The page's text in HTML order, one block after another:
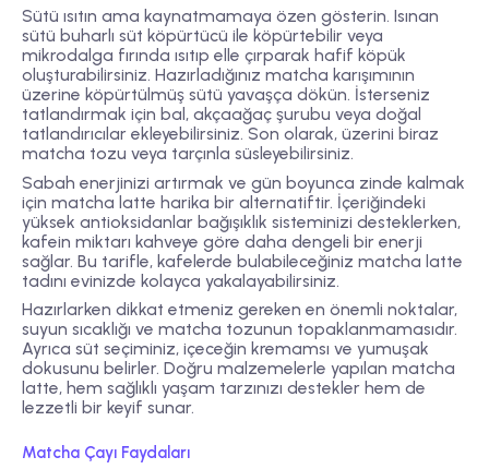
Sütü ısıtın ama kaynatmamaya özen gösterin. Isınan
sütü buharlı süt köpürtücü ile köpürtebilir veya
mikrodalga fırında ısıtıp elle çırparak hafif köpük
oluşturabilirsiniz. Hazırladığınız matcha karışımının
üzerine köpürtülmüş sütü yavaşça dökün. İsterseniz
tatlandırmak için bal, akçaağaç şurubu veya doğal
tatlandırıcılar ekleyebilirsiniz. Son olarak, üzerini biraz
matcha tozu veya tarçınla süsleyebilirsiniz.
Sabah enerjinizi artırmak ve gün boyunca zinde kalmak
için matcha latte harika bir alternatiftir. İçeriğindeki
yüksek antioksidanlar bağışıklık sisteminizi desteklerken,
kafein miktarı kahveye göre daha dengeli bir enerji
sağlar. Bu tarifle, kafelerde bulabileceğiniz matcha latte
tadını evinizde kolayca yakalayabilirsiniz.
Hazırlarken dikkat etmeniz gereken en önemli noktalar,
suyun sıcaklığı ve matcha tozunun topaklanmamasıdır.
Ayrıca süt seçiminiz, içeceğin kremamsı ve yumuşak
dokusunu belirler. Doğru malzemelerle yapılan matcha
latte, hem sağlıklı yaşam tarzınızı destekler hem de
lezzetli bir keyif sunar.
Matcha Çayı Faydaları